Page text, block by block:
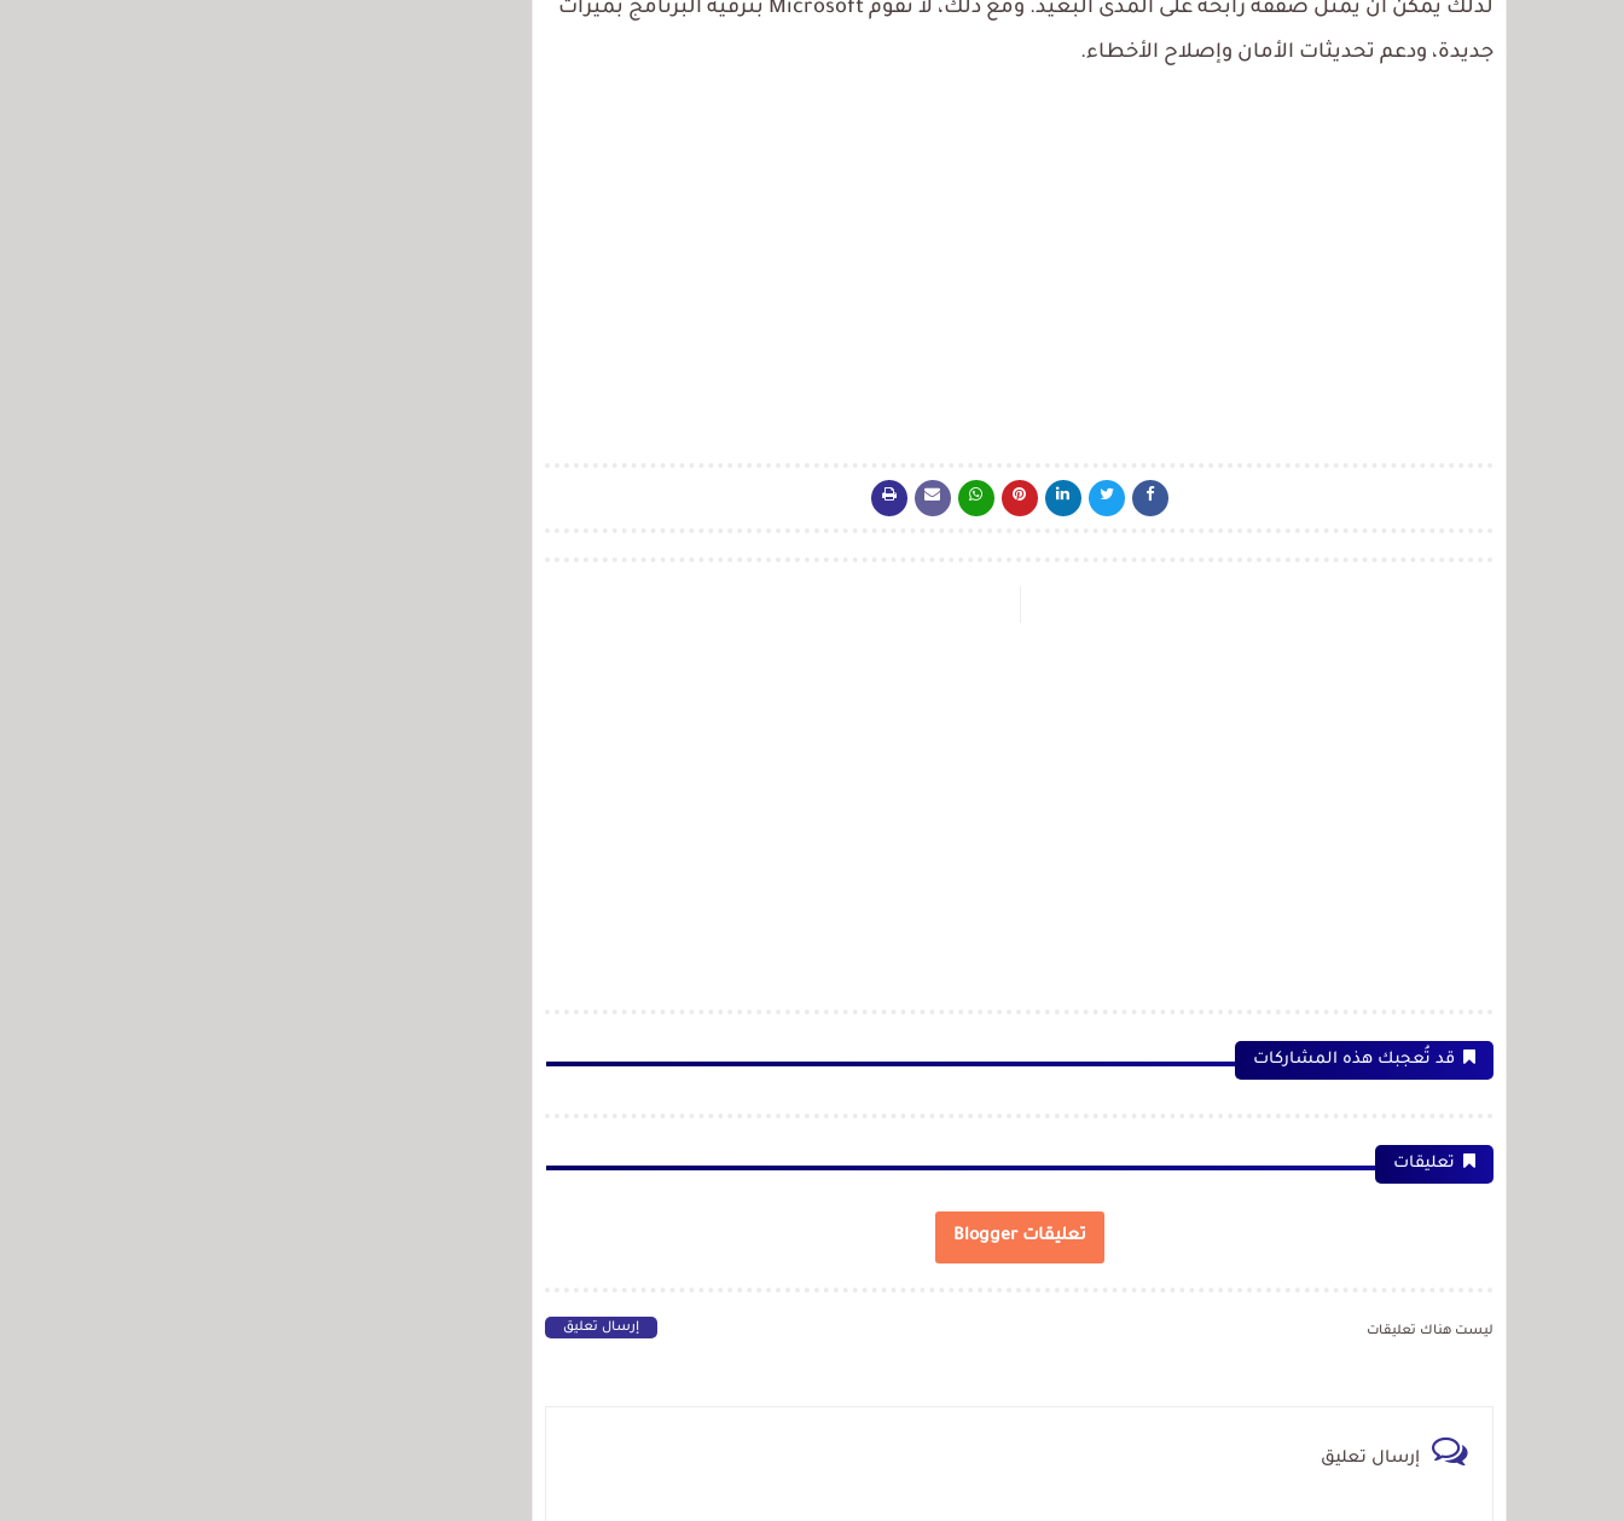
لذلك يمكن أن يمثل صفقة رابحة على المدى البعيد. ومع ذلك، لا تقوم Microsoft بترقية البرنامج بميزات
جديدة، ودعم تحديثات الأمان وإصلاح الأخطاء.
قد تُعجبك هذه المشاركات
تعليقات
تعليقات Blogger
ليست هناك تعليقات إرسال تعليق
إرسال تعليق